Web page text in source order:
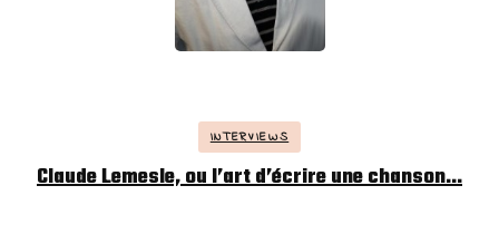
INTERVIEWS
Claude Lemesle, ou l’art d’écrire une chanson…